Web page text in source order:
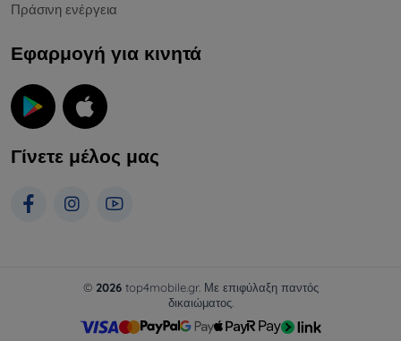
Πράσινη ενέργεια
Εφαρμογή για κινητά
Γίνετε μέλος μας
© 2026top4mobile.gr. Με επιφύλαξη παντός
δικαιώματος.